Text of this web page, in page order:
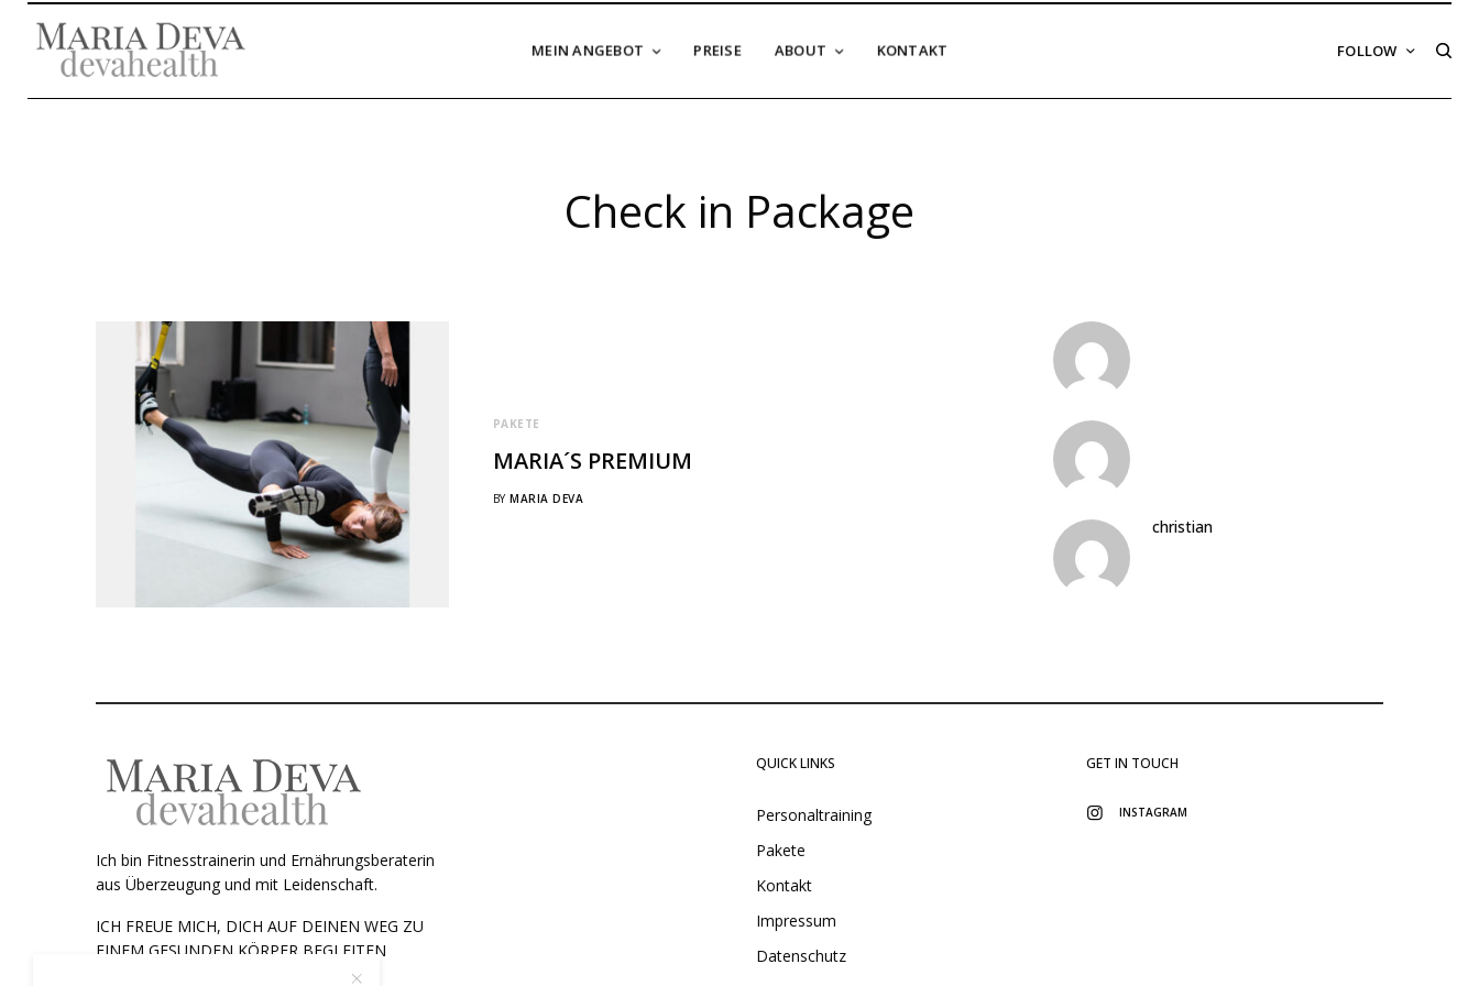
MEIN ANGEBOT PREISE ABOUT KONTAKT FOLLOW
Check in Package
PAKETE
MARIA´S PREMIUM
BY MARIA DEVA
christian
Ich bin Fitnesstrainerin und Ernährungsberaterin
aus Überzeugung und mit Leidenschaft.
ICH FREUE MICH, DICH AUF DEINEN WEG ZU
EINEM GESUNDEN KÖRPER BEGLEITEN
QUICK LINKS
Personaltraining
Pakete
Kontakt
Impressum
Datenschutz
GET IN TOUCH
INSTAGRAM